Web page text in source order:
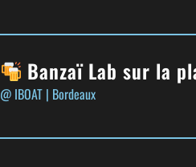
Banzaï Lab sur la
@ IBOAT | Bordeaux